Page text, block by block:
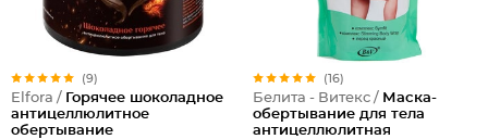
(9)
Elfora / Горячее шоколадное
антицеллюлитное
обертывание
(16)
Белита - Витекс / Маска-
обертывание для тела
антицеллюлитная